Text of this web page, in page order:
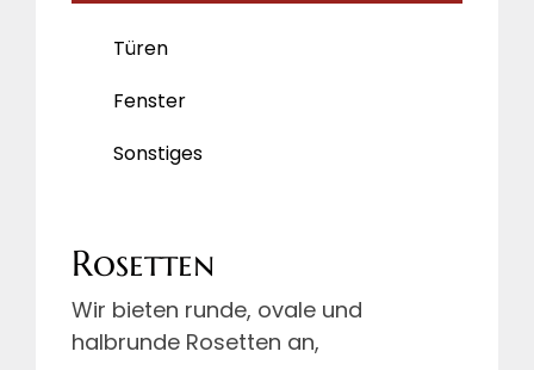
Türen
Fenster
Sonstiges
Rosetten
Wir bieten runde, ovale und
halbrunde Rosetten an,